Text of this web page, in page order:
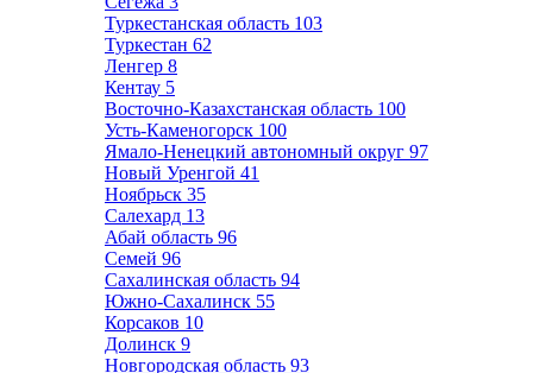
Туркестанская область 103
Туркестан 62
Ленгер 8
Кентау 5
Восточно-Казахстанская область 100
Усть-Каменогорск 100
Ямало-Ненецкий автономный округ 97
Новый Уренгой 41
Ноябрьск 35
Салехард 13
Абай область 96
Семей 96
Сахалинская область 94
Южно-Сахалинск 55
Корсаков 10
Долинск 9
Новгородская область 93